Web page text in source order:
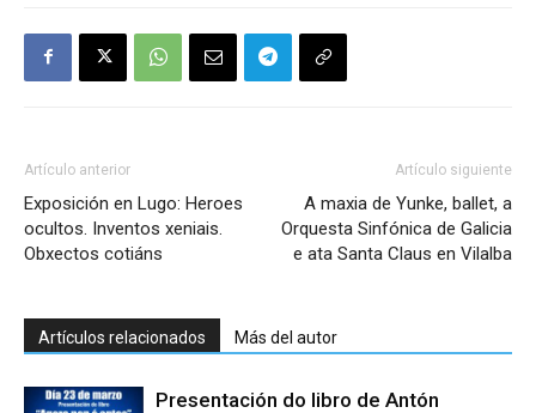
Artículo anterior
Exposición en Lugo: Heroes
ocultos. Inventos xeniais.
Obxectos cotiáns
Artículo siguiente
A maxia de Yunke, ballet, a
Orquesta Sinfónica de Galicia
e ata Santa Claus en Vilalba
Artículos relacionados Más del autor
Presentación do libro de Antón